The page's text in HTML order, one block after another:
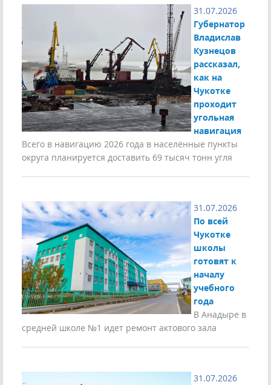
31.07.2026
Губернатор
Владислав
Кузнецов
рассказал,
как на
Чукотке
проходит
угольная
навигация
Всего в навигацию 2026 года в населённые пункты
округа планируется доставить 69 тысяч тонн угля
31.07.2026
По всей
Чукотке
школы
готовят к
началу
учебного
года
В Анадыре в
средней школе №1 идет ремонт актового зала
31.07.2026